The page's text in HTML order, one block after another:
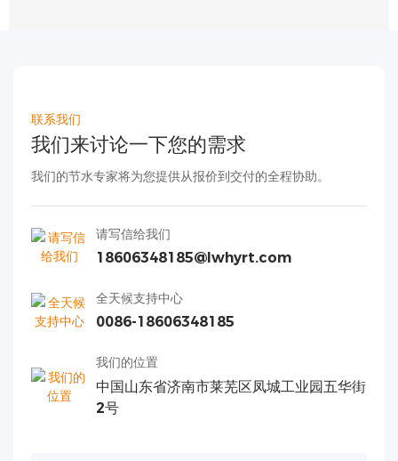
联系我们
我们来讨论一下您的需求
我们的节水专家将为您提供从报价到交付的全程协助。
请写信给我们
18606348185@lwhyrt.com
全天候支持中心
0086-18606348185
我们的位置
中国山东省济南市莱芜区凤城工业园五华街
2号